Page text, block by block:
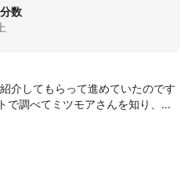
数
介してもらって進めていたのです
で調べてミツモアさんを知り、口
トし、弊社の代表もMTG後にとっ